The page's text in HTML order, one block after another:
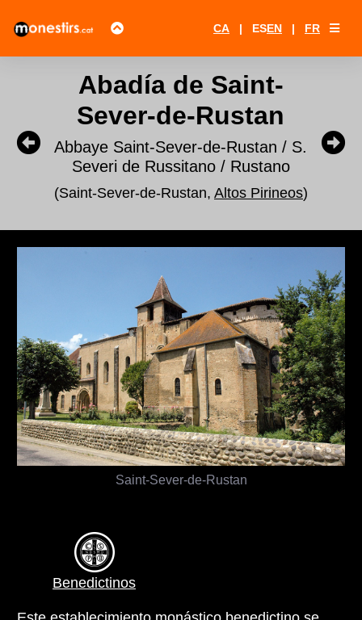
CA | ESEN | FR
Abadía de Saint-
Sever-de-Rustan
Abbaye Saint-Sever-de-Rustan / S.
Severi de Russitano / Rustano
(Saint-Sever-de-Rustan, Altos Pirineos)
Saint-Sever-de-Rustan
Benedictinos